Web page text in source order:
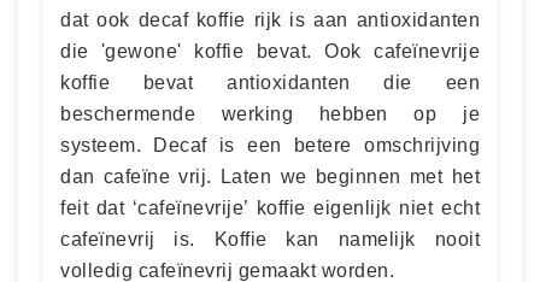
dat ook decaf koffie rijk is aan antioxidanten
die 'gewone' koffie bevat. Ook cafeïnevrije
koffie bevat antioxidanten die een
beschermende werking hebben op je
systeem. Decaf is een betere omschrijving
dan cafeïne vrij. Laten we beginnen met het
feit dat ‘cafeïnevrije’ koffie eigenlijk niet echt
cafeïnevrij is. Koffie kan namelijk nooit
volledig cafeïnevrij gemaakt worden.